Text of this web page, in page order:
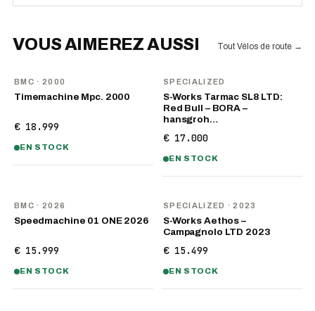
VOUS AIMEREZ AUSSI Tout Vélos de route →
BMC · 2000
Timemachine Mpc. 2000
€ 18.999
EN STOCK
SPECIALIZED
S-Works Tarmac SL8 LTD:
Red Bull – BORA –
hansgroh…
€ 17.000
EN STOCK
BMC · 2026
Speedmachine 01 ONE 2026
€ 15.999
EN STOCK
SPECIALIZED · 2023
S-Works Aethos –
Campagnolo LTD 2023
€ 15.499
EN STOCK